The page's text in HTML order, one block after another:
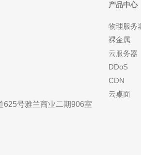
625号雅兰商业二期906室
产品中心
物理服务
裸金属
云服务器
DDoS
CDN
云桌面